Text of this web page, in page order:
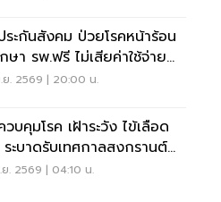
ระกันสังคม ป่วยโรคหน้าร้อน
ษา รพ.ฟรี ไม่เสียค่าใช้จ่าย
นี่
ย. 2569 | 20:00 น.
บคุมโรค เฝ้าระวัง ไข้เลือด
ะบาดรับเทศกาลสงกรานต์
ย. 2569 | 04:10 น.